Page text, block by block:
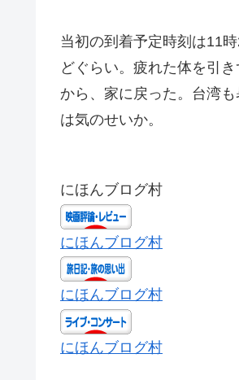
当初の到着予定時刻は11
どぐらい。疲れた体を引
から、家に戻った。台湾
は気のせいか。
にほんブログ村
にほんブログ村
にほんブログ村
にほんブログ村